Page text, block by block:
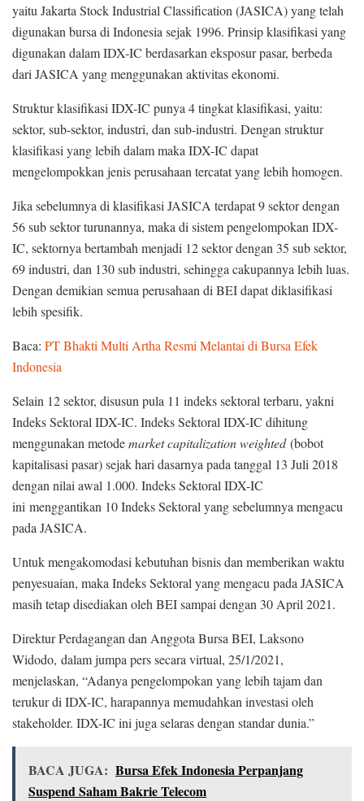
yaitu Jakarta Stock Industrial Classification (JASICA) yang telah
digunakan bursa di Indonesia sejak 1996. Prinsip klasifikasi yang
digunakan dalam IDX-IC berdasarkan eksposur pasar, berbeda
dari JASICA yang menggunakan aktivitas ekonomi.
Struktur klasifikasi IDX-IC punya 4 tingkat klasifikasi, yaitu:
sektor, sub-sektor, industri, dan sub-industri. Dengan struktur
klasifikasi yang lebih dalam maka IDX-IC dapat
mengelompokkan jenis perusahaan tercatat yang lebih homogen.
Jika sebelumnya di klasifikasi JASICA terdapat 9 sektor dengan
56 sub sektor turunannya, maka di sistem pengelompokan IDX-
IC, sektornya bertambah menjadi 12 sektor dengan 35 sub sektor,
69 industri, dan 130 sub industri, sehingga cakupannya lebih luas.
Dengan demikian semua perusahaan di BEI dapat diklasifikasi
lebih spesifik.
Baca: PT Bhakti Multi Artha Resmi Melantai di Bursa Efek
Indonesia
Selain 12 sektor, disusun pula 11 indeks sektoral terbaru, yakni
Indeks Sektoral IDX-IC. Indeks Sektoral IDX-IC dihitung
menggunakan metodemarket capitalization weighted(bobot
kapitalisasi pasar) sejak hari dasarnya pada tanggal 13 Juli 2018
dengan nilai awal 1.000. Indeks Sektoral IDX-IC
ini menggantikan 10 Indeks Sektoral yang sebelumnya mengacu
pada JASICA.
Untuk mengakomodasi kebutuhan bisnis dan memberikan waktu
penyesuaian, maka Indeks Sektoral yang mengacu pada JASICA
masih tetap disediakan oleh BEI sampai dengan 30 April 2021.
Direktur Perdagangan dan Anggota Bursa BEI, Laksono
Widodo, dalam jumpa pers secara virtual, 25/1/2021,
menjelaskan, “Adanya pengelompokan yang lebih tajam dan
terukur di IDX-IC, harapannya memudahkan investasi oleh
stakeholder. IDX-IC ini juga selaras dengan standar dunia.”
BACA JUGA: Bursa Efek Indonesia Perpanjang
Suspend Saham Bakrie Telecom